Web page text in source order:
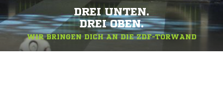
DREI UNTEN.
DREI OBEN.
WIR BRINGEN DICH AN DIE ZDF-TORWAND